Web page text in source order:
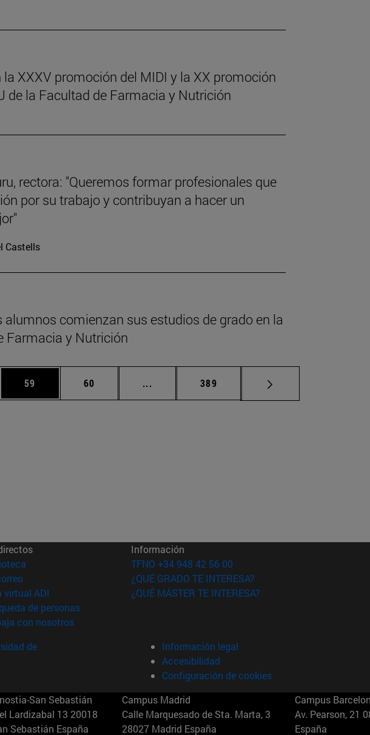
la XXXV promoción del MIDI y la XX promoción
de la Facultad de Farmacia y Nutrición
rectora: "Queremos formar profesionales que
por su trabajo y contribuyan a hacer un
Castells
alumnos comienzan sus estudios de grado en la
Farmacia y Nutrición
Use TAB para desplazarse.
Página
59 Página
60 ... Páginas intermedias Use TAB para desplazarse.
Página
389
(abre en nueva ventana)
(abre en nueva ventana)
virtual ADI (abre en nueva ventana)
de personas(abre en nueva ventana)
con nosotros(abre en nueva ventana)
Información
TFNO +34 948 42 56 00
¿QUÉ GRADO TE INTERESA?
¿QUÉ MÁSTER TE INTERESA?
de
Información legal
Accesibilidad
Configuración de cookies
San Sebastián
Lardizabal 13 20018
Sebastián España
Campus Madrid
Calle Marquesado de Sta. Marta, 3
28027 Madrid España
Campus
Av. Pearson, 21
España